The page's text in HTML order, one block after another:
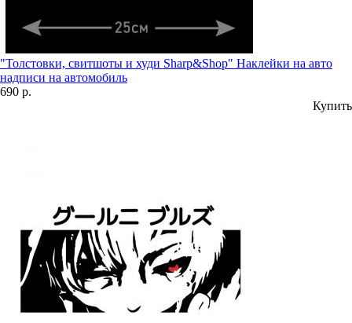
"Толстовки, свитшоты и худи Sharp&Shop" Наклейки на авто
надписи на автомобиль
690 р.
Купить